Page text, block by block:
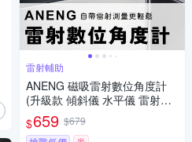
雷射輔助
ANENG 磁吸雷射數位角度計
(升級款 傾斜儀 水平儀 雷射水
平儀 數位量角器 坡度儀 傾角
儀)
$659 $679